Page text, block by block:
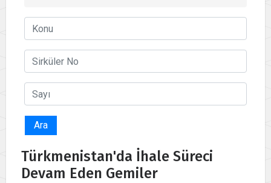
Ara
Türkmenistan'da İhale Süreci
Devam Eden Gemiler